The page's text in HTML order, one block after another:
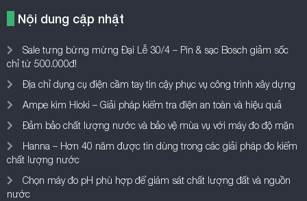
Nội dung cập nhật
Sale tưng bừng mừng Đại Lễ 30/4 – Pin & sạc Bosch giảm sốc
chỉ từ 500.000đ!
Địa chỉ dụng cụ điện cầm tay tin cậy phục vụ công trình xây dựng
Ampe kìm Hioki – Giải pháp kiểm tra điện an toàn và hiệu quả
Đảm bảo chất lượng nước và bảo vệ mùa vụ với máy đo độ mặn
Hanna – Hơn 40 năm được tin dùng trong các giải pháp đo kiểm
chất lượng nước
Chọn máy đo pH phù hợp để giám sát chất lượng đất và nguồn
nước